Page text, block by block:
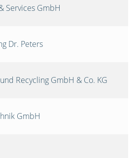
Services GmbH
Dr. Peters
Recycling GmbH & Co. KG
GmbH